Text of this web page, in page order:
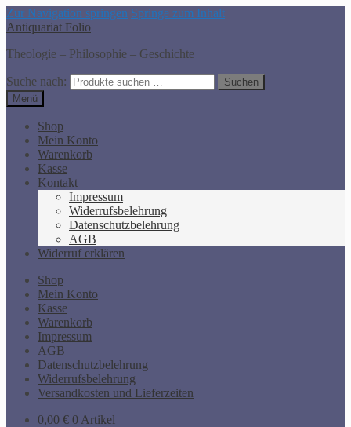
Zur Navigation springen Springe zum Inhalt
Antiquariat Folio
Theologie – Philosophie – Geschichte
Suche nach:
Suchen
Menü
Shop
Mein Konto
Warenkorb
Kasse
Kontakt
Impressum
Widerrufsbelehrung
Datenschutzbelehrung
AGB
Widerruf erklären
Shop
Mein Konto
Kasse
Warenkorb
Impressum
AGB
Datenschutzbelehrung
Widerrufsbelehrung
Versandkosten und Lieferzeiten
0,00 € 0 Artikel